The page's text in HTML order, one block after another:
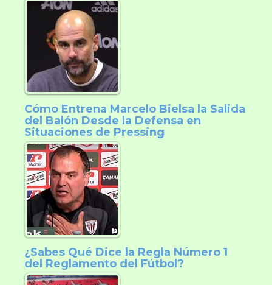
Cómo Entrena Marcelo Bielsa la Salida
del Balón Desde la Defensa en
Situaciones de Pressing
¿Sabes Qué Dice la Regla Número 1
del Reglamento del Fútbol?